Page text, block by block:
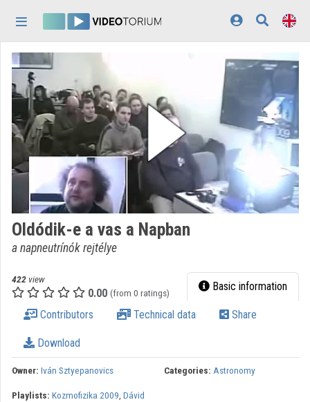
Home
Log In
Discovery
Categories
Playlists
Organizations
Contributors
Oldódik-e a vas a Napban
a napneutrínók rejtélye
422 view
0.00 (from 0 ratings) Basic information
Contributors Technical data Share
Download
Owner: Iván Sztyepanovics Categories: Astronomy
Playlists: Kozmofizika 2009, Dávid